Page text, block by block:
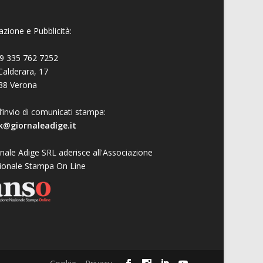
e Pubblicità:
335 762 7252
17
Verona
di comunicati stampa:
Adige SRL aderisce all'Associazione
Stampa On Line